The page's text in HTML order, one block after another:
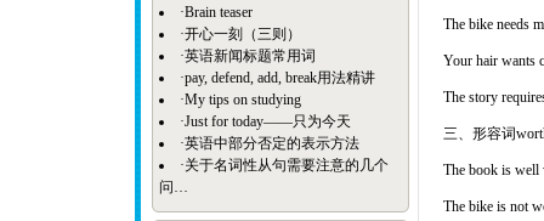
·Brain teaser
·开心一刻（三则）
·英语新闻标题常用词
·pay, defend, add, break用法精讲
·My tips on studying
·Just for today——只为今天
·英语中部分否定的表示方法
·关于名词性从句需要注意的几个
问…
The bike needs
Your hair wants
The story
三、形容词
The book is
The bike is not